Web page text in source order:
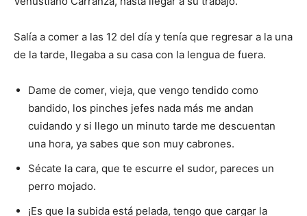
Salía a comer a las 12 del día y tenía que regresar a la una
de la tarde, llegaba a su casa con la lengua de fuera.
Dame de comer, vieja, que vengo tendido como
bandido, los pinches jefes nada más me andan
cuidando y si llego un minuto tarde me descuentan
una hora, ya sabes que son muy cabrones.
Sécate la cara, que te escurre el sudor, pareces un
perro mojado.
¡Es que la subida está pelada, tengo que cargar la